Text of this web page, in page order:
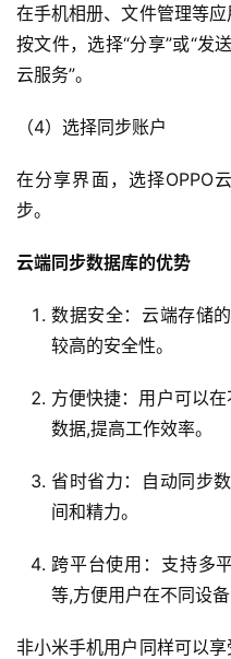
态
关
我
在手机相册、文件管理等
按文件，选择“分享”或“发
云服务”。
（4）选择同步账户
在分享界面，选择OPPO
步。
云端同步数据库的优势
数据安全：云端存储
较高的安全性。
方便快捷：用户可以
数据,提高工作效率。
省时省力：自动同步
间和精力。
跨平台使用：支持多
等,方便用户在不同设备
非小米手机用户同样可以